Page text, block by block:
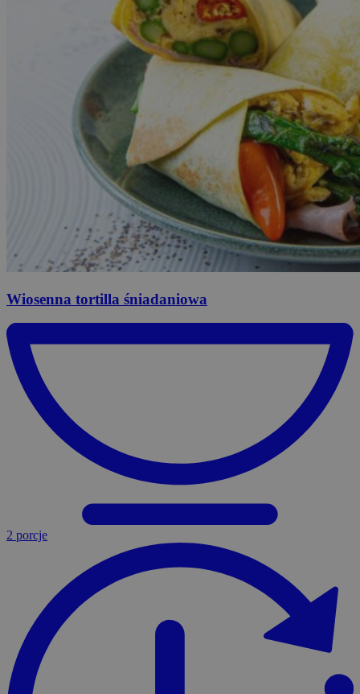
Wiosenna tortilla śniadaniowa
2 porcje